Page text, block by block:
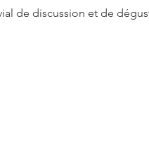
de discussion et de